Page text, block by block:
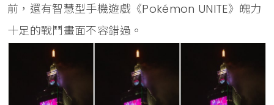
前，還有智慧型手機遊戲《Pokémon UNITE》魄力
十足的戰鬥畫面不容錯過。